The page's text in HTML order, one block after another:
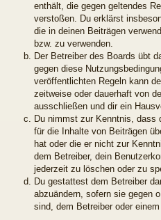
enthält, die gegen geltendes
verstoßen. Du erklärst
die in deinen Beiträgen
bzw. zu verwenden.
Der Betreiber des Boards übt
gegen diese
veröffentlichten Regeln kann
zeitweise oder dauerhaft von
ausschließen und dir ein
Du nimmst zur Kenntnis, dass
für die Inhalte von Beiträgen
hat oder die er nicht zur
dem Betreiber, dein
jederzeit zu löschen oder zu
Du gestattest dem Betreiber
abzuändern, sofern sie gegen
sind, dem Betreiber oder